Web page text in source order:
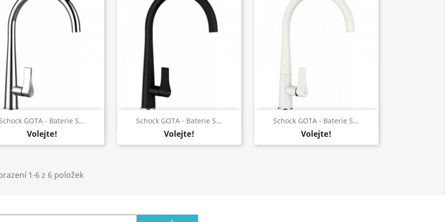
GOTA - Baterie S...
Volejte!
Rychlý náhled Schock GOTA - Baterie S...
Volejte!
Rychlý náhled Schock GOTA - Baterie S...
Volejte!
Rychlý náhled
1-6 z 6 položek